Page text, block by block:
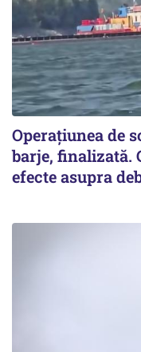
Operațiunea de
barje, finalizată.
efecte asupra